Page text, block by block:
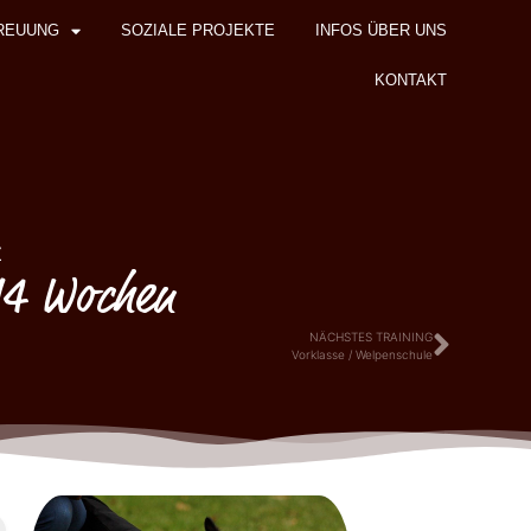
SOZIALE PROJEKTE INFOS ÜBER UNS
KONTAKT
Wochen
NÄCHSTES TRAINING
Vorklasse / Welpenschule